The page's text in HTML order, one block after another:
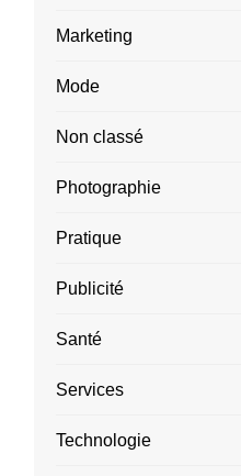
Marketing
Mode
Non classé
Photographie
Pratique
Publicité
Santé
Services
Technologie